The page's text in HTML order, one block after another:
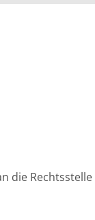
die Rechtsstelle